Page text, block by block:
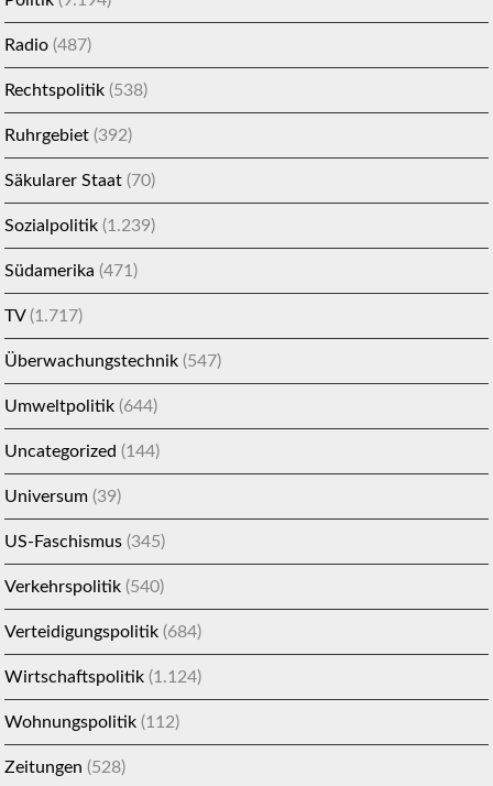
Radio (487)
Rechtspolitik (538)
Ruhrgebiet (392)
Säkularer Staat (70)
Sozialpolitik (1.239)
Südamerika (471)
TV(1.717)
Überwachungstechnik (547)
Umweltpolitik (644)
Uncategorized (144)
Universum (39)
US-Faschismus (345)
Verkehrspolitik (540)
Verteidigungspolitik (684)
Wirtschaftspolitik (1.124)
Wohnungspolitik (112)
Zeitungen (528)